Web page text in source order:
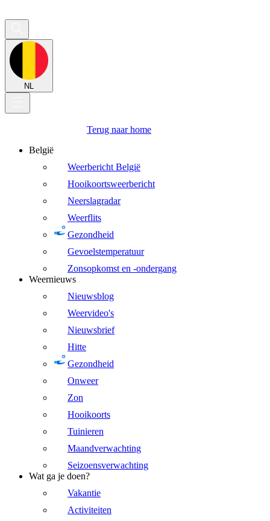
NL
Terug naar home
België
Weerbericht België
Hooikoortsweerbericht
Neerslagradar
Weerflits
Gezondheid
Gevoelstemperatuur
Zonsopkomst en -ondergang
Weernieuws
Nieuwsblog
Weervideo's
Nieuwsbrief
Hitte
Gezondheid
Onweer
Zon
Hooikoorts
Tuinieren
Maandverwachting
Seizoensverwachting
Wat ga je doen?
Vakantie
Activiteiten